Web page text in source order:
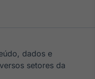
dados e
setores da